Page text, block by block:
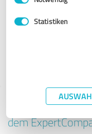
Statistiken
Aluterr
Tipp: Die
dem